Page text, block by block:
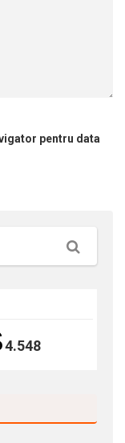
pentru data
Căutare
4.548